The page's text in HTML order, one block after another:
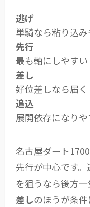
逃げ
単騎なら粘り込み
先行
最も軸にしやすい
差し
好位差しなら届く
追込
展開依存になり
名古屋ダート
先行が中心です
を狙うなら後方
差しのほうが条